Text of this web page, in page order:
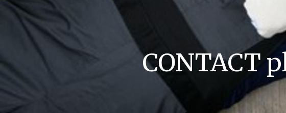
CONTACT